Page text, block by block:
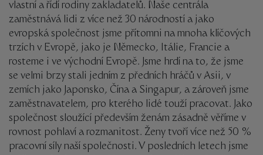
vlastní a řídí rodiny zakladatelů. Naše centrála
zaměstnává lidi z více než 30 národností a jako
evropská společnost jsme přítomni na mnoha klíčových
trzích v Evropě, jako je Německo, Itálie, Francie a
rosteme i ve východní Evropě. Jsme hrdí na to, že jsme
se velmi brzy stali jedním z předních hráčů v Asii, v
zemích jako Japonsko, Čína a Singapur, a zároveň jsme
zaměstnavatelem, pro kterého lidé touží pracovat. Jako
společnost sloužící především ženám zásadně věříme v
rovnost pohlaví a rozmanitost. Ženy tvoří více než 50 %
pracovní síly naší společnosti. V posledních letech jsme